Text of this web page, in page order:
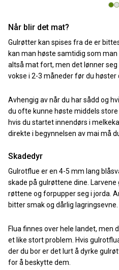
Når blir det mat?
Gulrøtter kan spises fra de er
kan man høste samtidig som
altså mat fort, men det lønner
vokse i 2-3 måneder før du høster
Avhengig av når du har sådd og
du ofte kunne høste middels
hvis du startet innendørs i
direkte i begynnelsen av mai må
Skadedyr
Gulrotflue er en 4-5 mm lang
skade på gulrøttene dine. Larvene
røttene og forpupper seg i jorda.
bitter smak og dårlig lagringsevne.
Flua finnes over hele landet, men
et like stort problem. Hvis
der du bor er det lurt å dyrke
for å beskytte dem.